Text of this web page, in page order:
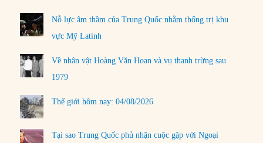
Nỗ lực âm thầm của Trung Quốc nhằm thống trị khu
vực Mỹ Latinh
Về nhân vật Hoàng Văn Hoan và vụ thanh trừng sau
1979
Thế giới hôm nay: 04/08/2026
Tại sao Trung Quốc phủ nhận cuộc gặp với Ngoại